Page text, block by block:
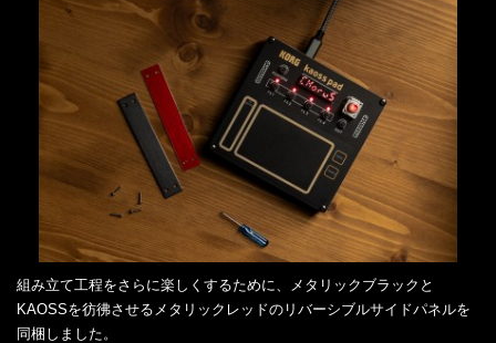
組み立て工程をさらに楽しくするために、メタリックブラックと
KAOSSを彷彿させるメタリックレッドのリバーシブルサイドパネルを
同梱しました。